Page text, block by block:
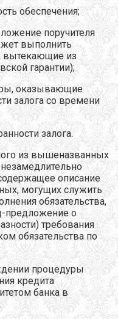
обеспечения;
поручителя
выполнить
вытекающие из
гарантии);
оказывающие
залога со времени
залога.
из вышеназванных
описание
могущих служить
обязательства,
предложение о
требования
обязательства по
процедуры
кредита
банка в